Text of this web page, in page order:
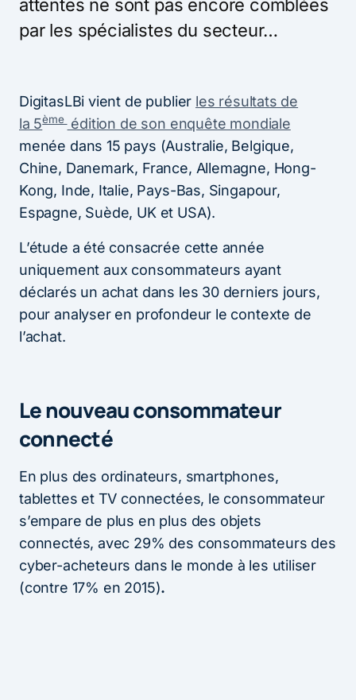
attentes ne sont pas encore comblées
par les spécialistes du secteur…
DigitasLBi vient de publier les résultats de
la 5ème édition de son enquête mondiale
menée dans 15 pays (Australie, Belgique,
Chine, Danemark, France, Allemagne, Hong-
Kong, Inde, Italie, Pays-Bas, Singapour,
Espagne, Suède, UK et USA).
L’étude a été consacrée cette année
uniquement aux consommateurs ayant
déclarés un achat dans les 30 derniers jours,
pour analyser en profondeur le contexte de
l’achat.
Le nouveau consommateur
connecté
En plus des ordinateurs, smartphones,
tablettes et TV connectées, le consommateur
s’empare de plus en plus des objets
connectés, avec 29% des consommateurs des
cyber-acheteurs dans le monde à les utiliser
(contre 17% en 2015).